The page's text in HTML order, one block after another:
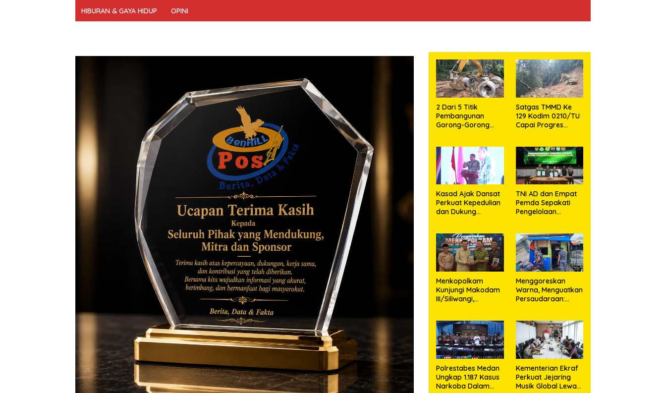
HIBURAN & GAYA HIDUP OPINI
2 Dari 5 Titik
Pembangunan
Gorong-Gorong
Capai 100 Persen
Satgas TMMD Ke
129 Kodim 0210/TU
Capai Progres
Kasad Ajak Dansat
Perkuat Kepedulian
dan Dukung
TNI AD dan Empat
Pemda Sepakati
Pengelolaan
Menkopolkam
Kunjungi Makodam
III/Siliwangi,
Sinergi Menjaga
Stabilitas Nasional
‎Menggoreskan
Warna, Menguatkan
Persaudaraan:
Masyarakat Pesisir
Polrestabes Medan
Ungkap 1.187 Kasus
Narkoba Dalam
Kementerian Ekraf
Perkuat Jejaring
Musik Global Lewat